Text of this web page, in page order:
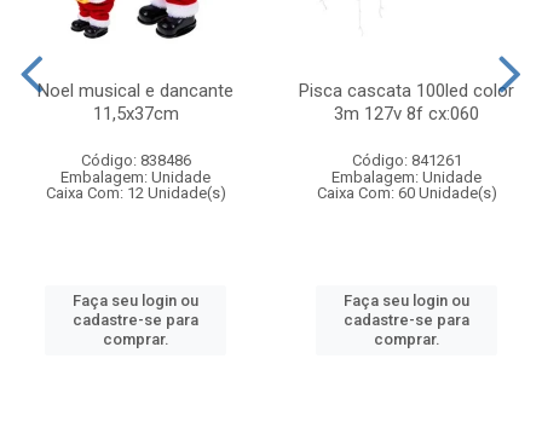
Noel musical e dancante
11,5x37cm
Código: 838486
Embalagem: Unidade
Caixa Com: 12 Unidade(s)
Faça seu login ou
cadastre-se para
comprar.
Pisca cascata 100led color
3m 127v 8f cx:060
Código: 841261
Embalagem: Unidade
Caixa Com: 60 Unidade(s)
Faça seu login ou
cadastre-se para
comprar.